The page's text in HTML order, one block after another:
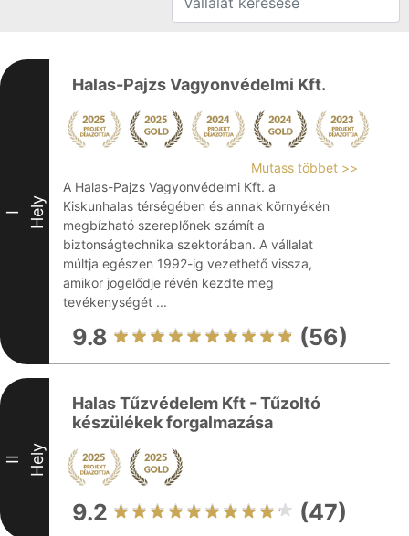
I Hely
Halas-Pajzs Vagyonvédelmi Kft.
Mutass többet >>
A Halas-Pajzs Vagyonvédelmi Kft. a
Kiskunhalas térségében és annak környékén
megbízható szereplőnek számít a
biztonságtechnika szektorában. A vállalat
múltja egészen 1992-ig vezethető vissza,
amikor jogelődje révén kezdte meg
tevékenységét ...
9.8 (56)
II Hely
Halas Tűzvédelem Kft - Tűzoltó
készülékek forgalmazása
9.2 (47)